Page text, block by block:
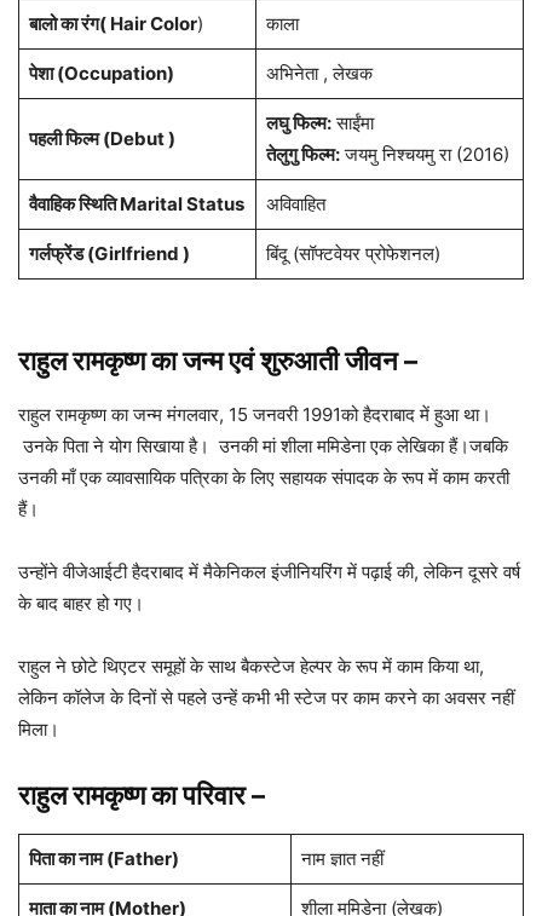
बालो का रंग( Hair Color) काला
पेशा(Occupation) अभिनेता , लेखक
पहली फिल्म (Debut )
लघु फिल्म:साईंमा
तेलुगु फिल्म:जयमु निश्चयमु रा (2016)
वैवाहिक स्थिति Marital Status अविवाहित
गर्लफ्रेंड (Girlfriend ) बिंदू (सॉफ्टवेयर प्रोफेशनल)
राहुल रामकृष्ण का जन्म एवं शुरुआती जीवन–
राहुल रामकृष्ण का जन्म मंगलवार, 15 जनवरी 1991को हैदराबाद में हुआ था।
उनके पिता ने योग सिखाया है। उनकी मां शीला ममिडेना एक लेखिका हैं।जबकि
उनकी माँ एक व्यावसायिक पत्रिका के लिए सहायक संपादक के रूप में काम करती
हैं।
उन्होंने वीजेआईटी हैदराबाद में मैकेनिकल इंजीनियरिंग में पढ़ाई की, लेकिन दूसरे वर्ष
के बाद बाहर हो गए।
राहुल ने छोटे थिएटर समूहों के साथ बैकस्टेज हेल्पर के रूप में काम किया था,
लेकिन कॉलेज के दिनों से पहले उन्हें कभी भी स्टेज पर काम करने का अवसर नहीं
मिला।
राहुल रामकृष्ण का परिवार–
पिता का नाम (Father) नाम ज्ञात नहीं
माता का नाम (Mother) शीला ममिडेना (लेखक)